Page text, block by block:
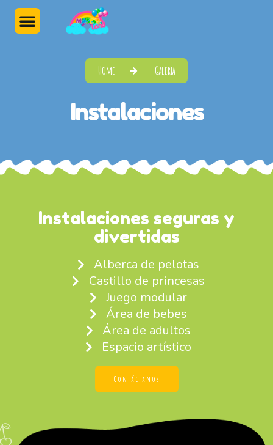
Home Galeria
Instalaciones
Instalaciones seguras y
divertidas
Alberca de pelotas
Castillo de princesas
Juego modular
Área de bebes
Área de adultos
Espacio artístico
Contáctanos